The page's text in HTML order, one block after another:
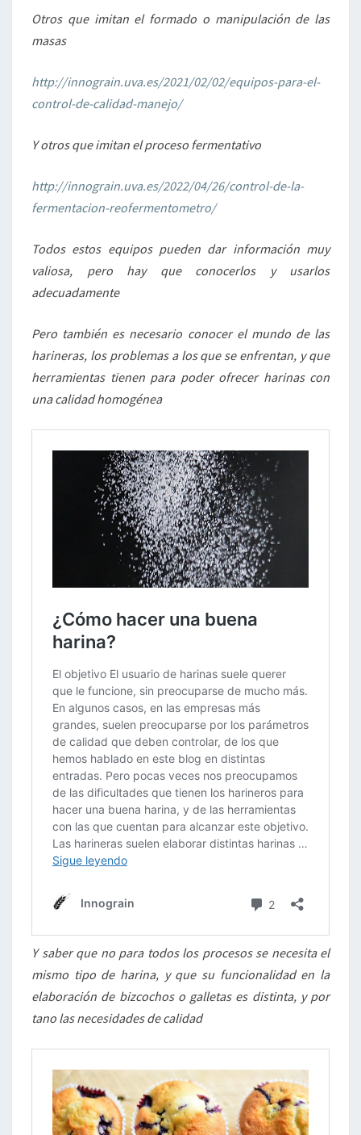
Otros que imitan el formado o manipulación de las
masas
http://innograin.uva.es/2021/02/02/equipos-para-el-
control-de-calidad-manejo/
Y otros que imitan el proceso fermentativo
http://innograin.uva.es/2022/04/26/control-de-la-
fermentacion-reofermentometro/
Todos estos equipos pueden dar información muy
valiosa, pero hay que conocerlos y usarlos
adecuadamente
Pero también es necesario conocer el mundo de las
harineras, los problemas a los que se enfrentan, y que
herramientas tienen para poder ofrecer harinas con
una calidad homogénea
Y saber que no para todos los procesos se necesita el
mismo tipo de harina, y que su funcionalidad en la
elaboración de bizcochos o galletas es distinta, y por
tano las necesidades de calidad